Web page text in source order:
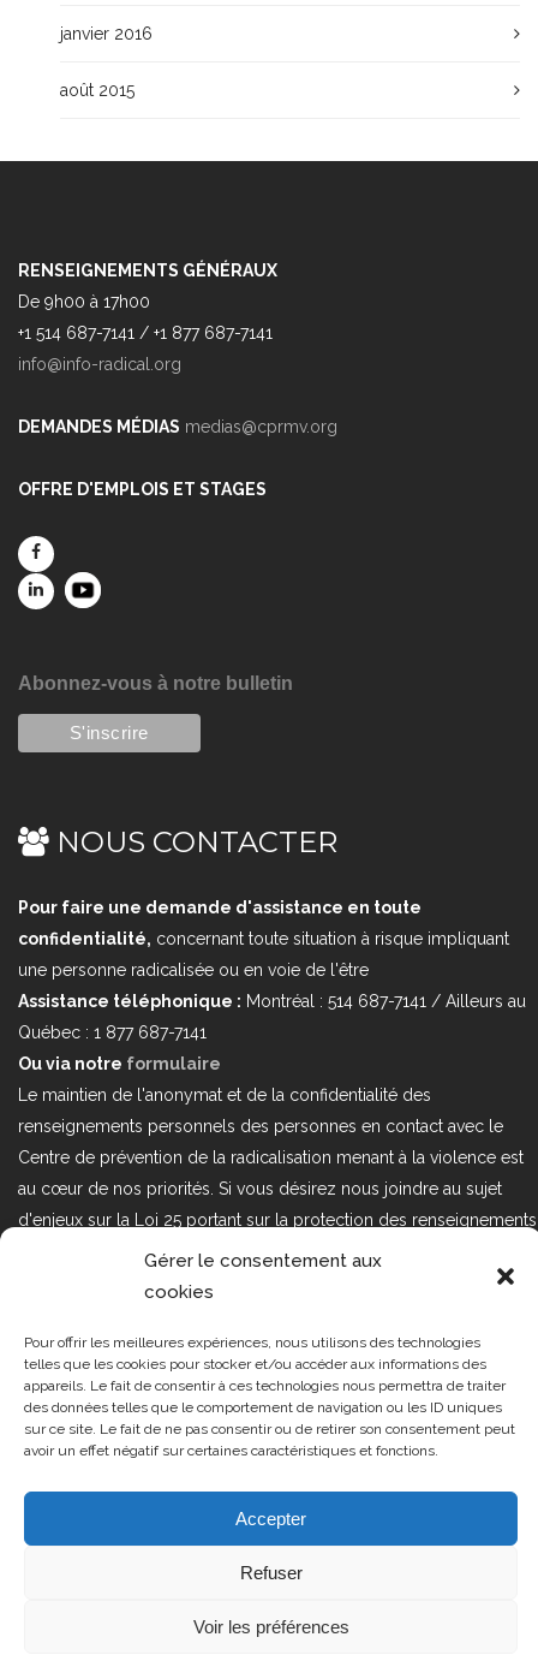
Gérer le consentement aux
cookies
Pour offrir les meilleures expériences, nous utilisons des technologies
telles que les cookies pour stocker et/ou accéder aux informations des
appareils. Le fait de consentir à ces technologies nous permettra de traiter
des données telles que le comportement de navigation ou les ID uniques
sur ce site. Le fait de ne pas consentir ou de retirer son consentement peut
avoir un effet négatif sur certaines caractéristiques et fonctions.
Accepter
Refuser
Voir les préférences
janvier 2016
août 2015
RENSEIGNEMENTS GÉNÉRAUX
De 9h00 à 17h00
+1 514 687-7141 / +1 877 687-7141
info@info-radical.org
DEMANDES MÉDIAS medias@cprmv.org
OFFRE D'EMPLOIS ET STAGES
Abonnez-vous à notre bulletin
NOUS CONTACTER
Pour faire une demande d'assistance en toute
confidentialité, concernant toute situation à risque impliquant
une personne radicalisée ou en voie de l'être
Assistance téléphonique : Montréal : 514 687-7141 / Ailleurs au
Québec : 1 877 687-7141
Ou via notre formulaire
Le maintien de l'anonymat et de la confidentialité des
renseignements personnels des personnes en contact avec le
Centre de prévention de la radicalisation menant à la violence est
au cœur de nos priorités. Si vous désirez nous joindre au sujet
d'enjeux sur la Loi 25 portant sur la protection des renseignements
personnels dans le secteur privé, veuillez communiquer avec
nous à l'adresse courriel suivant : loi25@cprmv.org Pour en savoir
Tous droits réservés @2019 CPRMV
| Centre de prévention de la
radicalisation menant à la violence
(CPRMV)